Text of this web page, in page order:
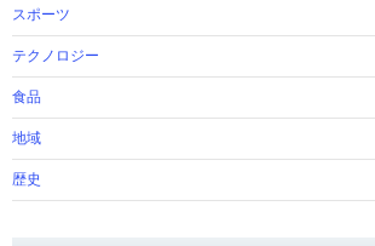
スポーツ
テクノロジー
食品
地域
歴史